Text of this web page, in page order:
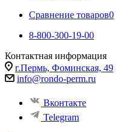
Сравнение товаров0
8-800-300-19-00
Контактная информация
г.Пермь, Фоминская, 49
info@rondo-perm.ru
Вконтакте
Telegram